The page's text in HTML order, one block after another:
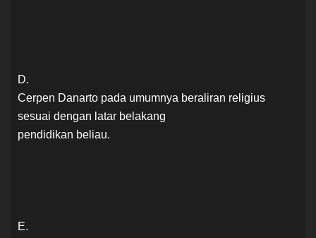
D.
Cerpen Danarto pada umumnya beraliran religius
sesuai dengan latar belakang
pendidikan beliau.
E.